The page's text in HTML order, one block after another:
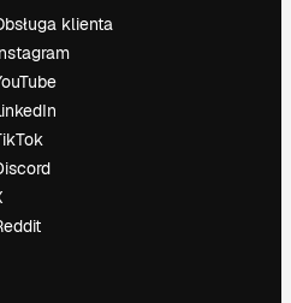
klienta